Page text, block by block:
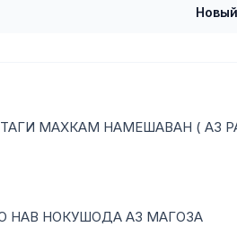
Новый
МАХКАМ НАМЕШАВАН ( АЗ
НАВ НОКУШОДА АЗ МАГОЗА